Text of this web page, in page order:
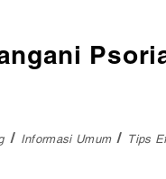
Informasi Umum Tips